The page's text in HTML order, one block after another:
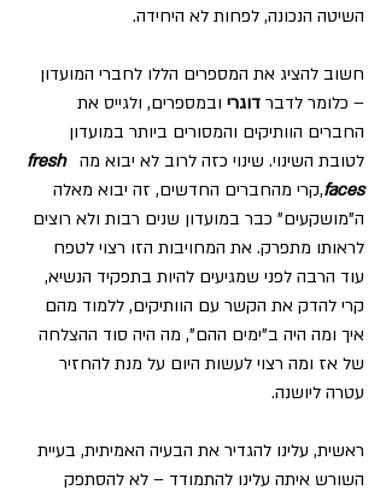
השיטה הנכונה, לפחות לא היחידה.
חשוב להציג את המספרים הללו לחברי המועדון
– כלומר לדבר דוגרי ובמספרים, ולגייס את
החברים הוותיקים והמסורים ביותר במועדון
לטובת השינוי. שינוי כזה לרוב לא יבוא מה fresh
faces,קרי מהחברים החדשים, זה יבוא מאלה
ה"מושקעים" כבר במועדון שנים רבות ולא רוצים
לראותו מתפרק. את המחויבות הזו רצוי לטפח
עוד הרבה לפני שמגיעים להיות בתפקיד הנשיא,
קרי להדק את הקשר עם הוותיקים, ללמוד מהם
איך ומה היה ב"ימים ההם", מה היה סוד ההצלחה
של אז ומה רצוי לעשות היום על מנת להחזיר
עטרה ליושנה.
ראשית, עלינו להגדיר את הבעיה האמיתית, בעיית
השורש איתה עלינו להתמודד – לא להסתפק